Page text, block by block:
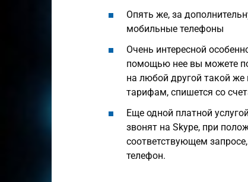
Опять же, за
мобильные телефоны
Очень интересной
помощью нее вы можете
на любой другой такой же
тарифам, спишется со
Еще одной платной
звонят на Skype, при
соответствующем
телефон.